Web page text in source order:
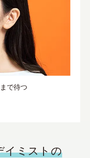
で待つ
イミストの